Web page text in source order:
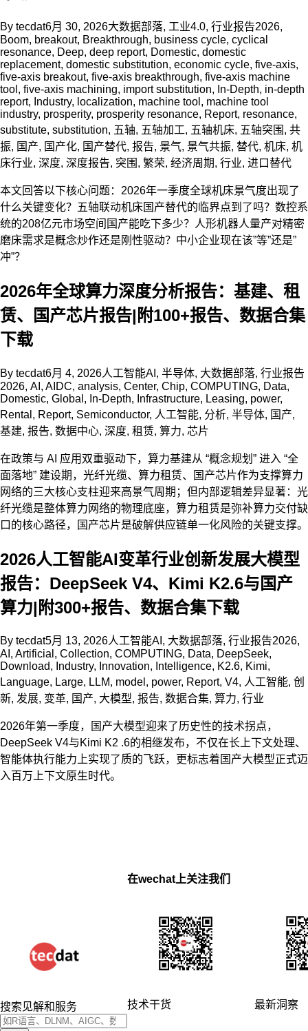
By tecdat6月 30, 2026大数据部落, 工业4.0, 行业报告2026,
Boom, breakout, Breakthrough, business cycle, cyclical
resonance, Deep, deep report, Domestic, domestic
replacement, domestic substitution, economic cycle, five-axis,
five-axis breakout, five-axis breakthrough, five-axis machine
tool , five-axis machining, import substitution, In-Depth, in-depth
report, Industry, localization, machine tool , machine tool
industry, prosperity, prosperity resonance, Report, resonance,
substitute, substitution, 五轴, 五轴加工, 五轴机床, 五轴突围 , 共
振, 国产, 国产化, 国产替代, 报告, 景气, 景气共振, 替代, 机床, 机
床行业, 深度, 深度报告, 突围 , 繁荣, 经济周期, 行业, 进口替代
本文回答以下核心问题：2026年一季度全球机床景气度出现了
什么关键变化？五轴联动机床国产替代的临界点到了吗？数控系
统的208亿元市场空间国产能吃下多少？人形机器人量产对精密
磨床需求是概念炒作还是刚性驱动？中小企业现在该”等”还是”
冲”？
2026年全球算力深度分析报告：基建、租
赁、国产芯片报告|附100+报告、数据合集
下载
By tecdat6月 4, 2026人工智能AI , 半导体, 大数据部落, 行业报告
2026, AI , AIDC, analysis, Center, Chip, COMPUTING, Data,
Domestic, Global , In-Depth, Infrastructure, Leasing, power,
Rental , Report, Semiconductor, 人工智能, 分析, 半导体, 国产,
基建, 报告, 数据中心, 深度, 租赁, 算力, 芯片
在政策与 AI 应用双重驱动下，算力基建从 “概念规划” 进入 “全
面落地” 建设期，光纤光缆、算力租赁、国产芯片作为支撑算力
网络的三大核心支柱迎来高景气周期；但内部逻辑差异显著：光
纤光缆是整体算力网络的物理底座，算力租赁是弥补算力交付缺
口的核心路径，国产芯片是破解供应链单一化风险的关键支撑。
2026人工智能AI变革行业创新发展大模型
报告：DeepSeek V4、Kimi K2.6与国产
算力|附300+报告、数据合集下载
By tecdat5月 13, 2026人工智能AI , 大数据部落, 行业报告2026,
AI , Artificial , Collection, COMPUTING, Data, DeepSeek,
Download, Industry, Innovation, Intelligence, K2.6, Kimi,
Language, Large, LLM, model , power, Report, V4, 人工智能, 创
新, 发展, 变革, 国产, 大模型, 报告, 数据合集, 算力, 行业
2026年第一季度，国产大模型迎来了历史性的技术拐点，
DeepSeek V4与Kimi K2 .6的相继发布，不仅在长上下文处理、
智能体执行能力上实现了质的飞跃，更标志着国产大模型正式迈
入百万上下文原生时代。
搜索见解和服务
在wechat上关注我们
技术干货 最新洞察